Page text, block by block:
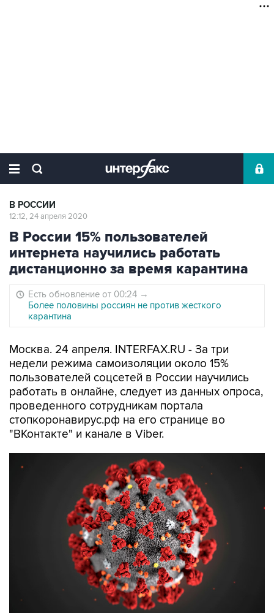
В РОССИИ
12:12, 24 апреля 2020
В России 15% пользователей
интернета научились работать
дистанционно за время карантина
Есть обновление от 00:24 →
Более половины россиян не против жесткого
карантина
Москва. 24 апреля. INTERFAX.RU - За три
недели режима самоизоляции около 15%
пользователей соцсетей в России научились
работать в онлайне, следует из данных опроса,
проведенного сотрудникам портала
стопкоронавирус.рф на его странице во
"ВКонтакте" и канале в Viber.